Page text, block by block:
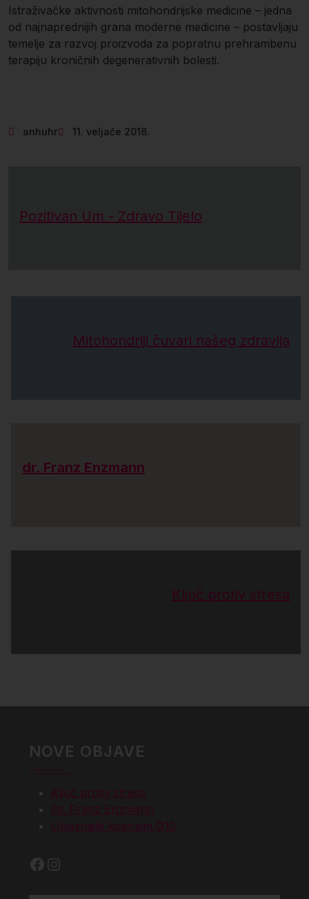
Istraživačke aktivnosti mitohondrijske medicine – jedna
od najnaprednijih grana moderne medicine – postavljaju
temelje za razvoj proizvoda za popratnu prehrambenu
terapiju kroničnih degenerativnih bolesti.
anhuhr 11. veljače 2018.
Pozitivan Um - Zdravo Tijelo
Mitohondriji čuvari našeg zdravlja
dr. Franz Enzmann
Ključ protiv stresa
NOVE OBJAVE
Ključ protiv stresa
Dr. Franz Enzmann
Upoznajte koenzim Q10
Facebook
Instagram